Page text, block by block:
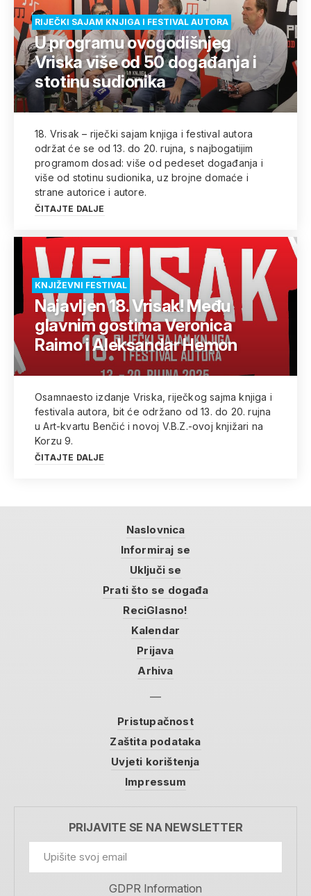
RIJEČKI SAJAM KNJIGA I FESTIVAL AUTORA
U programu ovogodišnjeg
Vriska više od 50 događanja i
stotinu sudionika
18. Vrisak – riječki sajam knjiga i festival autora
održat će se od 13. do 20. rujna, s najbogatijim
programom dosad: više od pedeset događanja i
više od stotinu sudionika, uz brojne domaće i
strane autorice i autore.
ČITAJTE DALJE
KNJIŽEVNI FESTIVAL
Najavljen 18. Vrisak! Među
glavnim gostima Veronica
Raimo i Aleksandar Hemon
Osamnaesto izdanje Vriska, riječkog sajma knjiga i
festivala autora, bit će održano od 13. do 20. rujna
u Art-kvartu Benčić i novoj V.B.Z.-ovoj knjižari na
Korzu 9.
ČITAJTE DALJE
Naslovnica
Informiraj se
Uključi se
Prati što se događa
ReciGlasno!
Kalendar
Prijava
Arhiva
Pristupačnost
Zaštita podataka
Uvjeti korištenja
Impressum
PRIJAVITE SE NA NEWSLETTER
GDPR Information